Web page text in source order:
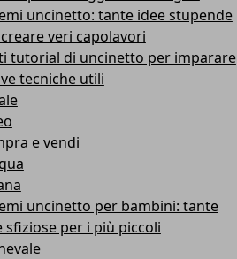
uncinetto: tante idee stupende
veri capolavori
tutorial di uncinetto per imparare
tecniche utili
e vendi
uncinetto per bambini: tante
sfiziose per i più piccoli